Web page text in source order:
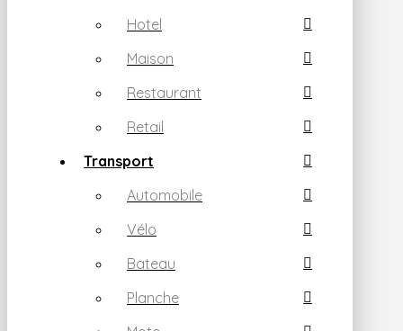
Hotel
Maison
Restaurant
Retail
Transport
Automobile
Vélo
Bateau
Planche